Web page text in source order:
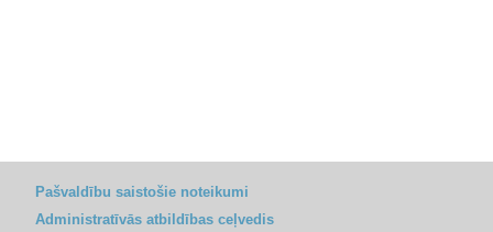
Pašvaldību saistošie noteikumi
Administratīvās atbildības ceļvedis